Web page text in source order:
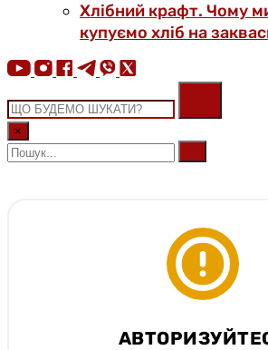
Хлібний крафт. Чому
купуємо хліб на
×